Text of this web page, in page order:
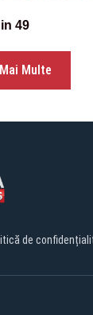
49
Mai Multe
de